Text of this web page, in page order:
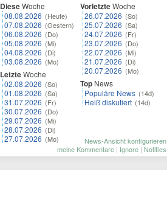
DieseWoche
08.08.2026 (Heute)
07.08.2026 (Gestern)
06.08.2026 (Do)
05.08.2026 (Mi)
04.08.2026 (Di)
03.08.2026 (Mo)
LetzteWoche
02.08.2026 (So)
01.08.2026 (Sa)
31.07.2026 (Fr)
30.07.2026 (Do)
29.07.2026 (Mi)
28.07.2026 (Di)
27.07.2026 (Mo)
VorletzteWoche
26.07.2026 (So)
25.07.2026 (Sa)
24.07.2026 (Fr)
23.07.2026 (Do)
22.07.2026 (Mi)
21.07.2026 (Di)
20.07.2026 (Mo)
Top News
Populäre News (14d)
Heiß diskutiert (14d)
News-Ansicht konfigurieren
meine Kommentare | Ignore | Notifies